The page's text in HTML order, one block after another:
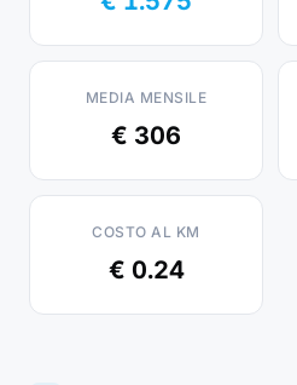
MEDIA MENSILE
€ 306
COSTO AL KM
€ 0.24